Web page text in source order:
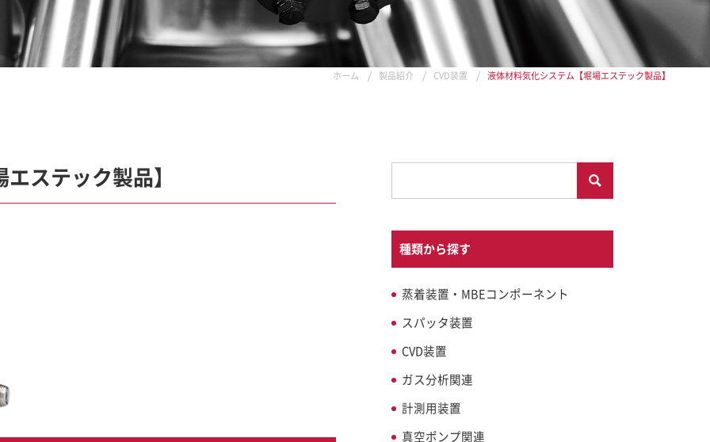
ホーム 製品紹介 CVD装置 液体材料気化システム【堀場エステック製品】
ステック製品】
種類から探す
蒸着装置・MBEコンポーネント
スパッタ装置
CVD装置
ガス分析関連
計測用装置
真空ポンプ関連